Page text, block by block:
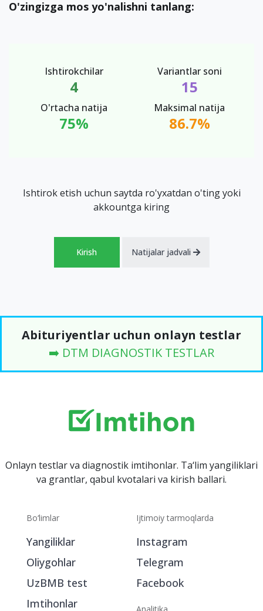
O'zingizga mos yo'nalishni tanlang:
Ishtirokchilar
4
Variantlar soni
15
O'rtacha natija
75%
Maksimal natija
86.7%
Ishtirok etish uchun saytda ro'yxatdan o'ting yoki
akkountga kiring
Kirish Natijalar jadvali
Abituriyentlar uchun onlayn testlar
➡️ DTM DIAGNOSTIK TESTLAR
Onlayn testlar va diagnostik imtihonlar. Ta‘lim yangiliklari
va grantlar, qabul kvotalari va kirish ballari.
Bo‘limlar
Yangiliklar
Oliygohlar
UzBMB test
Imtihonlar
Ijtimoiy tarmoqlarda
Instagram
Telegram
Facebook